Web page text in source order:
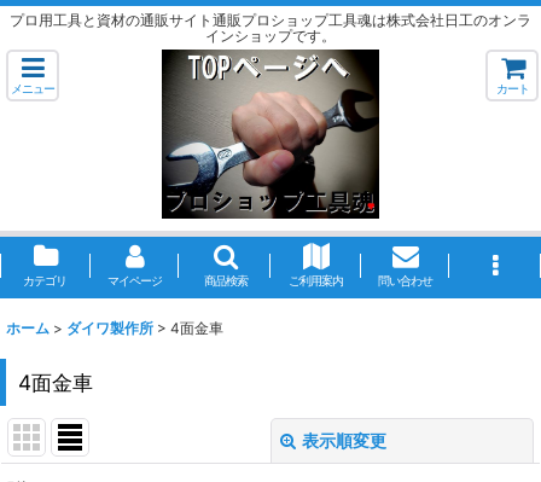
プロ用工具と資材の通販サイト通販プロショップ工具魂は株式会社日工のオンラ
インショップです。
メニュー カート
カテゴリ マイページ 商品検索 ご利用案内 問い合わせ
ホーム > ダイワ製作所 > 4面金車
4面金車
表示順変更